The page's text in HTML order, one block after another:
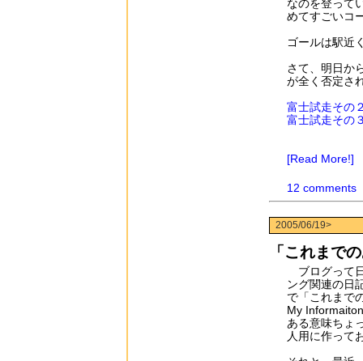
なのを登って
めてすごいコ
ゴールは駅近
さて、明日か
が全く否定さ
富士試走その
富士試走その
[Read More!]
12 comments
2005/06/19>
「これまで
ブログって
ング関連の日
で「これまで
My
ある意味ちょ
人用に作って